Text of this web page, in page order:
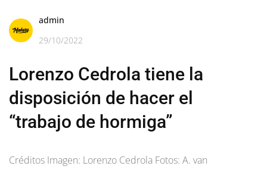
admin
29/10/2022
Lorenzo Cedrola tiene la
disposición de hacer el
“trabajo de hormiga”
Créditos Imagen: Lorenzo Cedrola Fotos: A. van